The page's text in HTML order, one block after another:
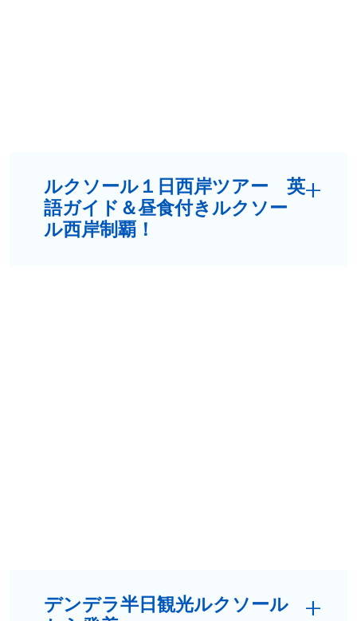
ルクソール１日西岸ツアー 英
語ガイド＆昼食付きルクソー
ル西岸制覇！
デンデラ半日観光ルクソール